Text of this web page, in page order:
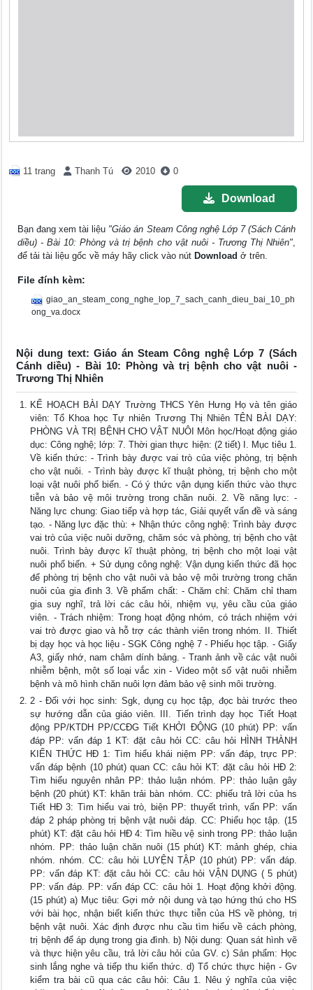
11 trang Thanh Tú 2010 0
Download
Bạn đang xem tài liệu "Giáo án Steam Công nghệ Lớp 7 (Sách Cánh
diều) - Bài 10: Phòng và trị bệnh cho vật nuôi - Trương Thị Nhiên",
để tải tài liệu gốc về máy hãy click vào nút Download ở trên.
File đính kèm:
giao_an_steam_cong_nghe_lop_7_sach_canh_dieu_bai_10_ph
ong_va.docx
Nội dung text: Giáo án Steam Công nghệ Lớp 7 (Sách
Cánh diều) - Bài 10: Phòng và trị bệnh cho vật nuôi -
Trương Thị Nhiên
KẾ HOẠCH BÀI DẠY Trường THCS Yên Hưng Họ và tên giáo
viên: Tổ Khoa học Tự nhiên Trương Thị Nhiên TÊN BÀI DẠY:
PHÒNG VÀ TRỊ BỆNH CHO VẬT NUÔI Môn học/Hoạt động giáo
dục: Công nghệ; lớp: 7. Thời gian thực hiện: (2 tiết) I. Mục tiêu 1.
Về kiến thức: - Trình bày được vai trò của việc phòng, trị bệnh
cho vật nuôi. - Trình bày được kĩ thuật phòng, trị bệnh cho một
loại vật nuôi phổ biến. - Có ý thức vận dụng kiến thức vào thực
tiễn và bảo vệ môi trường trong chăn nuôi. 2. Về năng lực: -
Năng lực chung: Giao tiếp và hợp tác, Giải quyết vấn đề và sáng
tạo. - Năng lực đặc thù: + Nhận thức công nghệ: Trình bày được
vai trò của việc nuôi dưỡng, chăm sóc và phòng, trị bệnh cho vật
nuôi. Trình bày được kĩ thuật phòng, trị bệnh cho một loại vật
nuôi phổ biến. + Sử dụng công nghệ: Vận dụng kiến thức đã học
để phòng trị bệnh cho vật nuôi và bảo vệ môi trường trong chăn
nuôi của gia đình 3. Về phẩm chất: - Chăm chỉ: Chăm chỉ tham
gia suy nghĩ, trả lời các câu hỏi, nhiệm vụ, yêu cầu của giáo
viên. - Trách nhiệm: Trong hoạt động nhóm, có trách nhiệm với
vai trò được giao và hỗ trợ các thành viên trong nhóm. II. Thiết
bị dạy học và học liệu - SGK Công nghệ 7 - Phiếu học tập. - Giấy
A3, giấy nhớ, nam châm dính bảng. - Tranh ảnh về các vật nuôi
nhiễm bệnh, một số loại vắc xin - Video một số vật nuôi nhiễm
bệnh và mô hình chăn nuôi lợn đảm bảo vệ sinh môi trường.
2 - Đối với học sinh: Sgk, dụng cụ học tập, đọc bài trước theo
sự hướng dẫn của giáo viên. III. Tiến trình dạy học Tiết Hoạt
động PP/KTDH PP/CCĐG Tiết KHỞI ĐỘNG (10 phút) PP: vấn
đáp PP: vấn đáp 1 KT: đặt câu hỏi CC: câu hỏi HÌNH THÀNH
KIẾN THỨC HĐ 1: Tìm hiểu khái niệm PP: vấn đáp, trực PP:
vấn đáp bệnh (10 phút) quan CC: câu hỏi KT: đặt câu hỏi HĐ 2:
Tìm hiểu nguyên nhân PP: thảo luận nhóm. PP: thảo luận gây
bệnh (20 phút) KT: khăn trải bàn nhóm. CC: phiếu trả lời của hs
Tiết HĐ 3: Tìm hiểu vai trò, biện PP: thuyết trình, vấn PP: vấn
đáp 2 pháp phòng trị bệnh vật nuôi đáp. CC: Phiếu học tập. (15
phút) KT: đặt câu hỏi HĐ 4: Tìm hiều vệ sinh trong PP: thảo luận
nhóm. PP: thảo luận chăn nuôi (15 phút) KT: mảnh ghép, chia
nhóm. nhóm. CC: câu hỏi LUYỆN TẬP (10 phút) PP: vấn đáp.
PP: vấn đáp KT: đặt câu hỏi CC: câu hỏi VẬN DỤNG ( 5 phút)
PP: vấn đáp. PP: vấn đáp CC: câu hỏi 1. Hoạt động khởi động.
(15 phút) a) Mục tiêu: Gợi mở nội dung và tạo hứng thú cho HS
với bài học, nhận biết kiến thức thực tiễn của HS về phòng, trị
bệnh vật nuôi. Xác định được nhu cầu tìm hiểu về cách phòng,
trị bệnh để áp dụng trong gia đình. b) Nội dung: Quan sát hình vẽ
và thực hiện yêu cầu, trả lời câu hỏi của GV. c) Sản phẩm: Học
sinh lắng nghe và tiếp thu kiến thức. d) Tổ chức thực hiện - Gv
kiểm tra bài cũ qua các câu hỏi: Câu 1. Nêu ý nghĩa của việc